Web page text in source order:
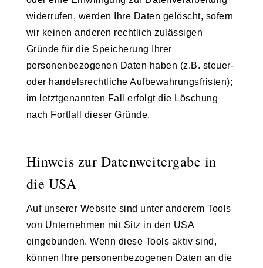
widerrufen, werden Ihre Daten gelöscht, sofern
wir keinen anderen rechtlich zulässigen
Gründe für die Speicherung Ihrer
personenbezogenen Daten haben (z.B. steuer-
oder handelsrechtliche Aufbewahrungsfristen);
im letztgenannten Fall erfolgt die Löschung
nach Fortfall dieser Gründe.
Hinweis zur Datenweitergabe in
die USA
Auf unserer Website sind unter anderem Tools
von Unternehmen mit Sitz in den USA
eingebunden. Wenn diese Tools aktiv sind,
können Ihre personenbezogenen Daten an die